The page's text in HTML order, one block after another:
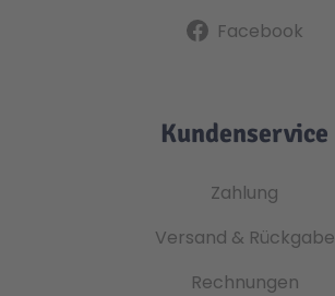
Facebook
Kundenservice
Zahlung
Versand & Rückgabe
Rechnungen